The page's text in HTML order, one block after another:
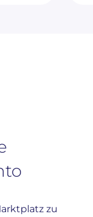
zu